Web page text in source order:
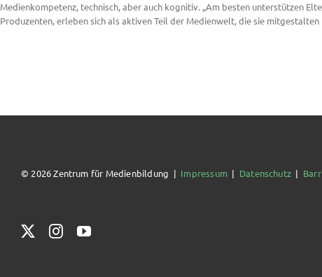
Medienkompetenz, technisch, aber auch kognitiv. „Am besten unterstützen
Produzenten, erleben sich als aktiven Teil der Medienwelt, die sie
© 2026 Zentrum für Medienbildung | Impressum| Datenschutz |